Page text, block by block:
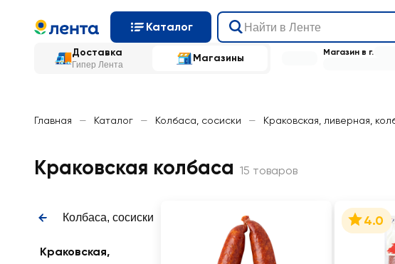
Каталог
Доставка
Гипер Лента
Магазины Магазин в г.
Главная — Каталог — Колбаса, сосиски — Краковская, ливерная,
Краковская колбаса 15 товаров
Колбаса, сосиски
Краковская,
4.0